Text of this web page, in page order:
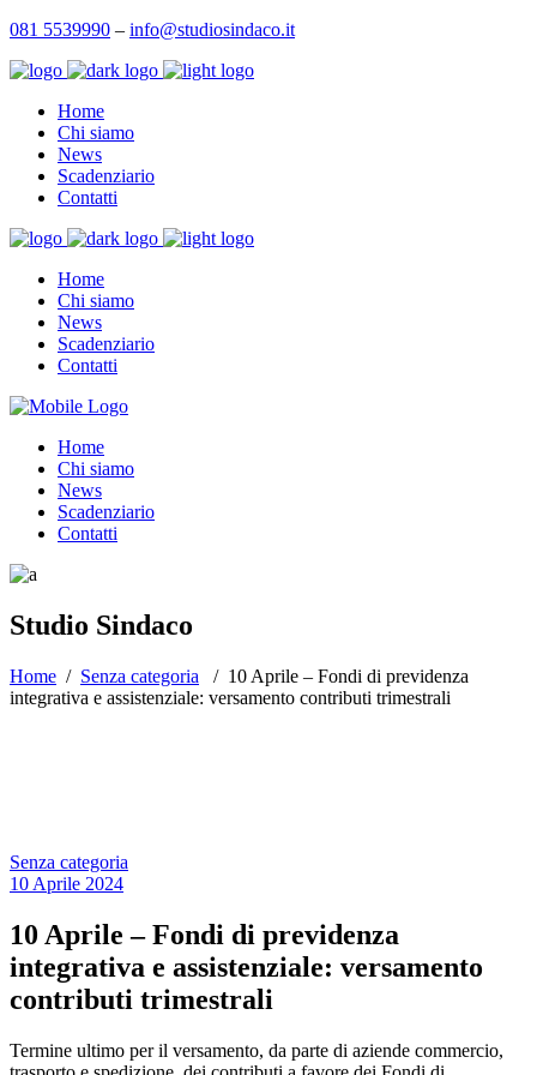
081 5539990 – info@studiosindaco.it
Home
Chi siamo
News
Scadenziario
Contatti
Home
Chi siamo
News
Scadenziario
Contatti
Home
Chi siamo
News
Scadenziario
Contatti
Studio Sindaco
Home / Senza categoria / 10 Aprile – Fondi di previdenza
integrativa e assistenziale: versamento contributi trimestrali
Senza categoria
10 Aprile 2024
10 Aprile – Fondi di previdenza
integrativa e assistenziale: versamento
contributi trimestrali
Termine ultimo per il versamento, da parte di aziende commercio,